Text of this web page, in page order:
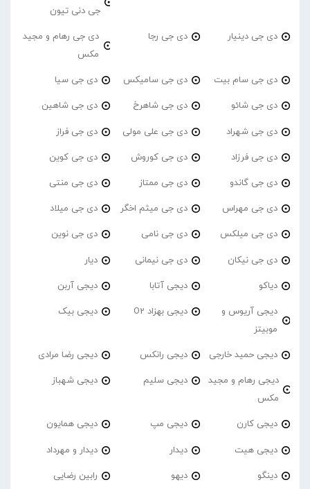
جی دنی تیون
دی جی دینیار دی جی رجا
دی جی رهام و مجید
مکس
دی جی سام بیت دی جی سامیکس دی جی سیا
دی جی شائو دی جی شاهرخ دی جی شاهین
دی جی شهراد دی جی علی مولی دی جی فراز
دی جی فرزاد دی جی کوروش دی جی کوین
دی جی گاندو دی جی ممتاز دی جی منتی
دی جی مهراس دی جی میثم اخگر دی جی میلاد
دی جی میلکس دی جی نامی دی جی نوین
دی جی نیکان دی جی نیمانی دیار
دیاکو دیجی آتابا دیجی آربن
دیجی آریوس و
موبیتز
دیجی بهزاد O2 دیجی بیک
دیجی حمید خارجی دیجی رانکس دیجی رضا مرادی
دیجی رهام و مجید
مکس
دیجی سلیم دیجی شهباز
دیجی کارن دیجی مپ دیجی همایون
دیجی هیت دیدار دیدار و مهرداد
دینگو دیهو رابین رضایی